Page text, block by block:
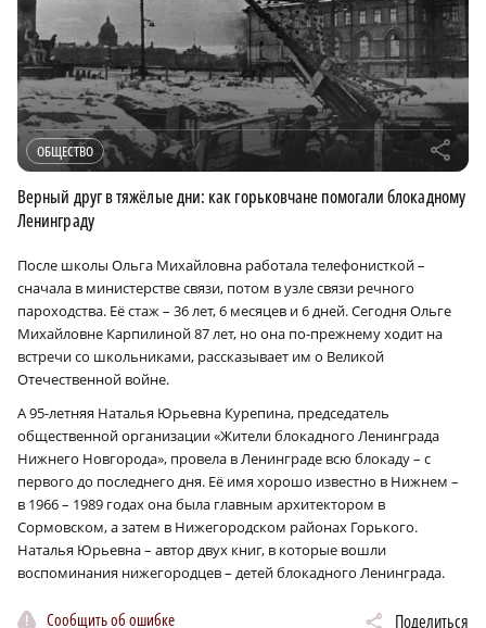
ОБЩЕСТВО r
Верный друг в тяжёлые дни: как горьковчане помогали блокадному
Ленинграду
После школы Ольга Михайловна работала телефонисткой –
сначала в министерстве связи, потом в узле связи речного
пароходства. Её стаж – 36 лет, 6 месяцев и 6 дней. Сегодня Ольге
Михайловне Карпилиной 87 лет, но она по-прежнему ходит на
встречи со школьниками, рассказывает им о Великой
Отечественной войне.
А 95-летняя Наталья Юрьевна Курепина, председатель
общественной организации «Жители блокадного Ленинграда
Нижнего Новгорода», провела в Ленинграде всю блокаду – с
первого до последнего дня. Её имя хорошо известно в Нижнем –
в 1966 – 1989 годах она была главным архитектором в
Сормовском, а затем в Нижегородском районах Горького.
Наталья Юрьевна – автор двух книг, в которые вошли
воспоминания нижегородцев – детей блокадного Ленинграда.
Сообщить об ошибке Поделиться